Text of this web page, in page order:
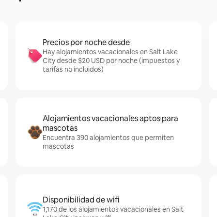
Precios por noche desde
Hay alojamientos vacacionales en Salt Lake
City desde $20 USD por noche (impuestos y
tarifas no incluidos)
Alojamientos vacacionales aptos para
mascotas
Encuentra 390 alojamientos que permiten
mascotas
Disponibilidad de wifi
1,170 de los alojamientos vacacionales en Salt